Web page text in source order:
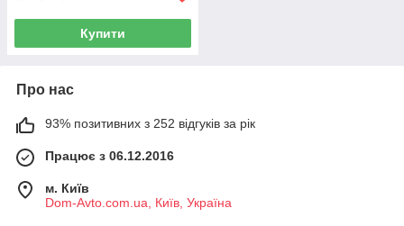
Купити
Про нас
93% позитивних з 252 відгуків за рік
Працює з 06.12.2016
м. Київ
Dom-Avto.com.ua, Київ, Україна